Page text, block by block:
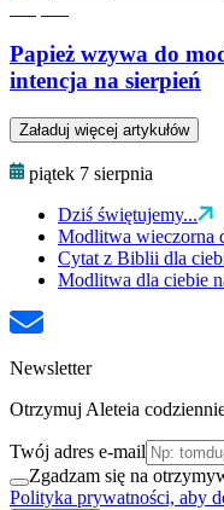
Papież wzywa do
intencja na sierpień
Załaduj więcej artykułów
piątek 7 sierpnia
Dziś świętujemy...
Modlitwa wieczorna
Cytat z Biblii dla
Modlitwa dla ciebie
Newsletter
Otrzymuj Aleteia
Twój adres e-mail
Zgadzam się na
Polityka prywatności, aby